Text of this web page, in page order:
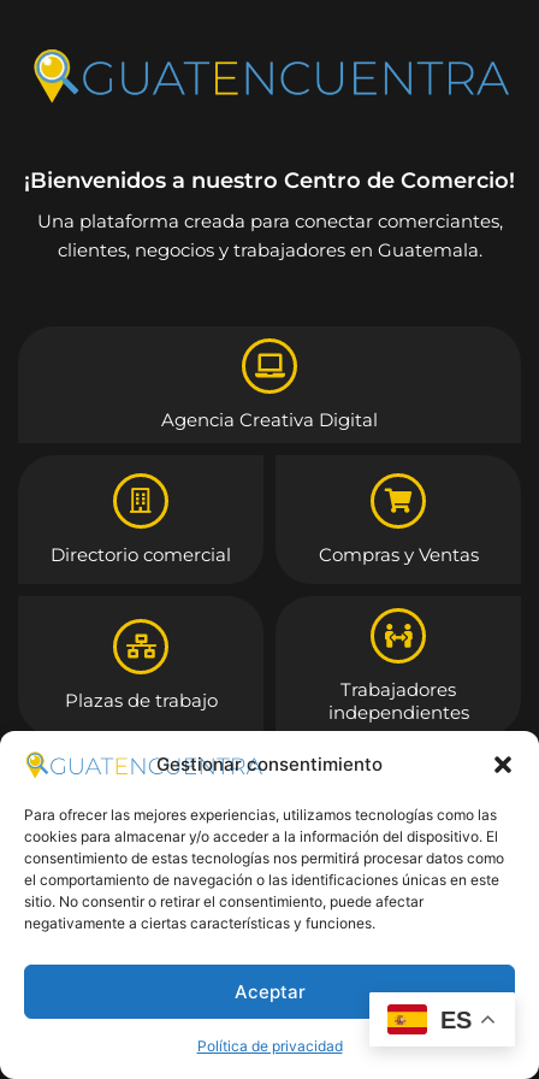
Gestionar consentimiento
Para ofrecer las mejores experiencias, utilizamos tecnologías como las
cookies para almacenar y/o acceder a la información del dispositivo. El
consentimiento de estas tecnologías nos permitirá procesar datos como
el comportamiento de navegación o las identificaciones únicas en este
sitio. No consentir o retirar el consentimiento, puede afectar
negativamente a ciertas características y funciones.
Aceptar
Política de privacidad
¡Bienvenidos a nuestro Centro de Comercio!
Una plataforma creada para conectar comerciantes,
clientes, negocios y trabajadores en Guatemala.
Agencia Creativa Digital
Directorio comercial Compras y Ventas
Plazas de trabajo
Trabajadores
independientes
Entrar
ES